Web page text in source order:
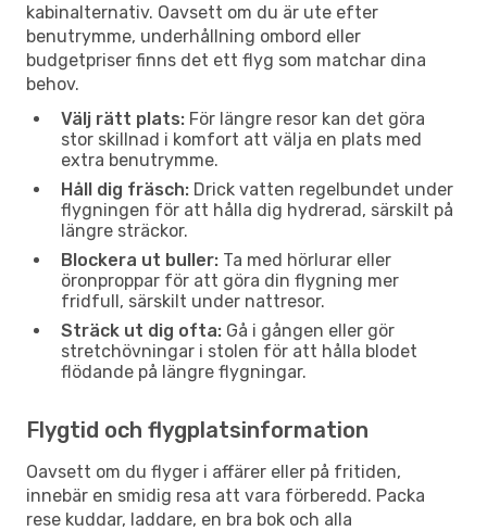
kabinalternativ. Oavsett om du är ute efter
benutrymme, underhållning ombord eller
budgetpriser finns det ett flyg som matchar dina
behov.
Välj rätt plats: För längre resor kan det göra
stor skillnad i komfort att välja en plats med
extra benutrymme.
Håll dig fräsch: Drick vatten regelbundet under
flygningen för att hålla dig hydrerad, särskilt på
längre sträckor.
Blockera ut buller: Ta med hörlurar eller
öronproppar för att göra din flygning mer
fridfull, särskilt under nattresor.
Sträck ut dig ofta: Gå i gången eller gör
stretchövningar i stolen för att hålla blodet
flödande på längre flygningar.
Flygtid och flygplatsinformation
Oavsett om du flyger i affärer eller på fritiden,
innebär en smidig resa att vara förberedd. Packa
rese kuddar, laddare, en bra bok och alla